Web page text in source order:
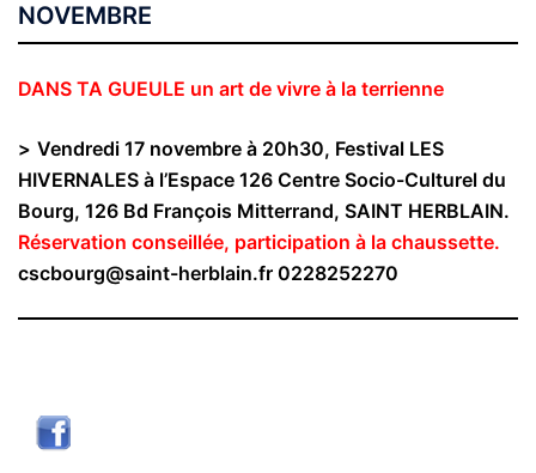
NOVEMBRE
DANS TA GUEULE un art de vivre à la terrienne
> Vendredi 17 novembre à 20h30, Festival LES
HIVERNALES à l’Espace 126 Centre Socio-Culturel du
Bourg, 126 Bd François Mitterrand, SAINT HERBLAIN.
Réservation conseillée, participation à la chaussette.
cscbourg@saint-herblain.fr 0228252270